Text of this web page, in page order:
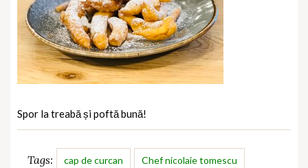
Spor la treabă și poftă bună!
Tags: cap de curcan Chef nicolaie tomescu